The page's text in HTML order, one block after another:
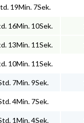
19Min. 7Sek.
16Min. 10Sek.
13Min. 11Sek.
10Min. 11Sek.
7Min. 9Sek.
4Min. 7Sek.
1Min. 4Sek.